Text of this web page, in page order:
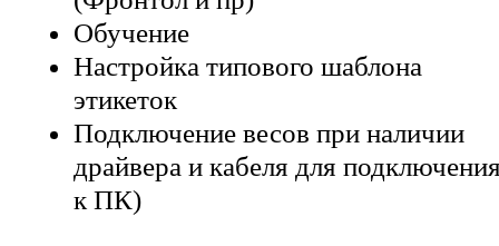
Обучение
Настройка типового шаблона
этикеток
Подключение весов при наличии
драйвера и кабеля для
к ПК)